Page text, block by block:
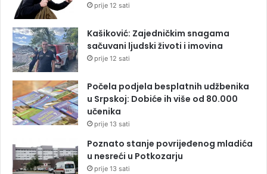
prije 12 sati
Kašiković: Zajedničkim snagama
sačuvani ljudski životi i imovina
prije 12 sati
Počela podjela besplatnih udžbenika
u Srpskoj: Dobiće ih više od 80.000
učenika
prije 13 sati
Poznato stanje povrijeđenog mladića
u nesreći u Potkozarju
prije 13 sati